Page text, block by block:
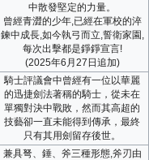
中散發堅定的力量。
曾經青澀的少年,已經在軍校的淬
鍊中成長,如今執弓而立,誓衛家園,
每次出擊都是錚錚宣言!
(2025年6月27日追加)
騎士評議會中曾經有一位以華麗
的迅捷劍法著稱的騎士，從未在
單獨對決中戰敗，然而其高超的
技藝卻一直未能得到傳承，最終
只有其用劍留存後世。
兼具弩、錘、斧三種形態,斧刃由